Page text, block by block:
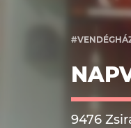
9476